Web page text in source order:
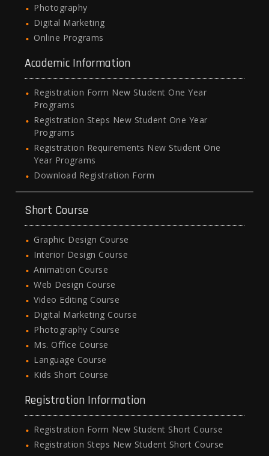
Photography
Digital Marketing
Online Programs
Academic Information
Registration Form New Student One Year
Programs
Registration Steps New Student One Year
Programs
Registration Requirements New Student One
Year Programs
Download Registration Form
Short Course
Graphic Design Course
Interior Design Course
Animation Course
Web Design Course
Video Editing Course
Digital Marketing Course
Photography Course
Ms. Office Course
Language Course
Kids Short Course
Registration Information
Registration Form New Student Short Course
Registration Steps New Student Short Course